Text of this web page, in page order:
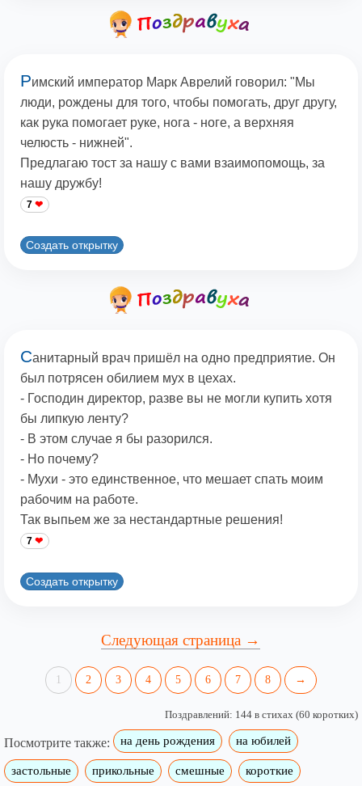
Римский император Марк Аврелий говорил: "Мы
люди, рождены для того, чтобы помогать, друг другу,
как рука помогает руке, нога - ноге, а верхняя
челюсть - нижней".
Предлагаю тост за нашу с вами взаимопомощь, за
нашу дружбу!
7
Создать открытку
Санитарный врач пришёл на одно предприятие. Он
был потрясен обилием мух в цехах.
- Господин директор, разве вы не могли купить хотя
бы липкую ленту?
- В этом случае я бы разорился.
- Но почему?
- Мухи - это единственное, что мешает спать моим
рабочим на работе.
Так выпьем же за нестандартные решения!
7
Создать открытку
Следующая страница →
1 2 3 4 5 6 7 8 →
Поздравлений: 144 в стихах (60 коротких)
Посмотрите также: на день рождения на юбилей
застольные прикольные смешные короткие